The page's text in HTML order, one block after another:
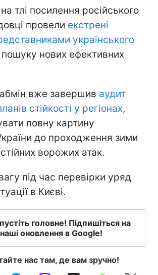
тлі посилення російського
провели екстрені
українського
нових ефективних
вже завершив аудит
стійкості у регіонах,
повну картину
до проходження зими
ворожих атак.
під час перевірки уряд
в Києві.
головне! Підпишіться на
наші оновлення в Google!
нас там, де вам зручно!